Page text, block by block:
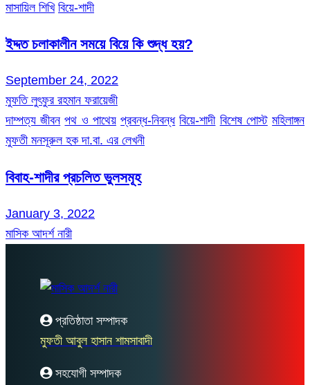
মাসায়িল শিখি বিয়ে-শাদী
ইদ্দত চলাকালীন সময়ে বিয়ে কি শুদ্ধ হয়?
September 24, 2022
মুফতি লুৎফুর রহমান ফরায়েজী
দাম্পত্য জীবন পথ ও পাথেয় প্রবন্ধ-নিবন্ধ বিয়ে-শাদী বিশেষ পোস্ট মহিলাঙ্গন
মুফতী মনসূরুল হক দা.বা. এর লেখনী
বিবাহ-শাদীর প্রচলিত ভুলসমূহ
January 3, 2022
মাসিক আদর্শ নারী
প্রতিষ্ঠাতা সম্পাদক
মুফতী আবুল হাসান শামসাবাদী
সহযোগী সম্পাদক